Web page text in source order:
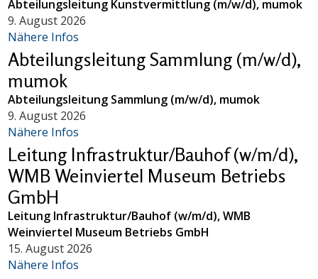
Abteilungsleitung Kunstvermittlung (m/w/d), mumok
9. August 2026
Nähere Infos
Abteilungsleitung Sammlung (m/w/d),
mumok
Abteilungsleitung Sammlung (m/w/d), mumok
9. August 2026
Nähere Infos
Leitung Infrastruktur/Bauhof (w/m/d),
WMB Weinviertel Museum Betriebs
GmbH
Leitung Infrastruktur/Bauhof (w/m/d), WMB
Weinviertel Museum Betriebs GmbH
15. August 2026
Nähere Infos